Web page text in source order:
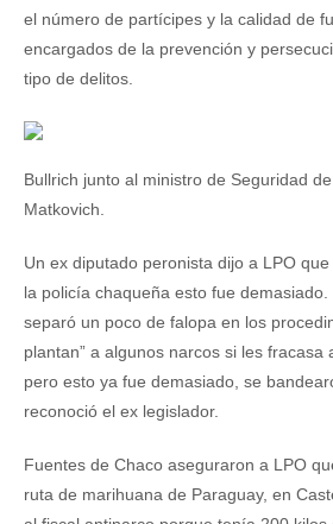
el número de partícipes y la calidad de
encargados de la prevención y
tipo de delitos.
Bullrich junto al ministro de Seguridad
Matkovich.
Un ex diputado peronista dijo a LPO
la policía chaqueña esto fue demasiado.
separó un poco de falopa en los
plantan” a algunos narcos si les fracasa
pero esto ya fue demasiado, se
reconoció el ex legislador.
Fuentes de Chaco aseguraron a LPO
ruta de marihuana de Paraguay, en